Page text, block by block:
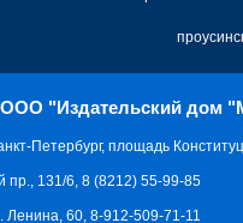
"Издательский дом
Петербург, площадь
пр., 131/6, 8 (8212) 55-99-85
Ленина, 60, 8-912-509-71-11